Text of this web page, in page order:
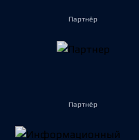
Партнёр
Партнёр